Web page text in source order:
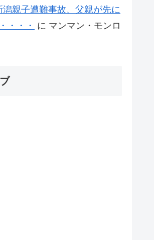
潟親子遭難事故、父親が先に
・・・
に マンマン・モンロ